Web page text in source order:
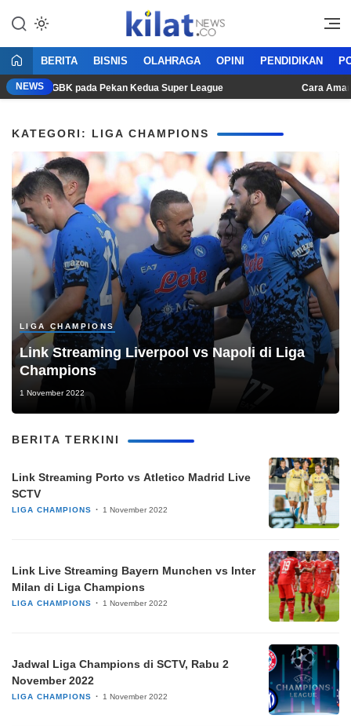
KilatNews.co
Mencerdaskan Anak Bangsa
BERITA BISNIS OLAHRAGA OPINI PENDIDIKAN
NEWS
di GBK pada Pekan Kedua Super League Cara Aman
KATEGORI: LIGA CHAMPIONS
LIGA CHAMPIONS
Link Streaming Liverpool vs Napoli di Liga
Champions
1 November 2022
BERITA TERKINI
Link Streaming Porto vs Atletico Madrid Live
SCTV
LIGA CHAMPIONS 1 November 2022
Link Live Streaming Bayern Munchen vs Inter
Milan di Liga Champions
LIGA CHAMPIONS 1 November 2022
Jadwal Liga Champions di SCTV, Rabu 2
November 2022
LIGA CHAMPIONS 1 November 2022